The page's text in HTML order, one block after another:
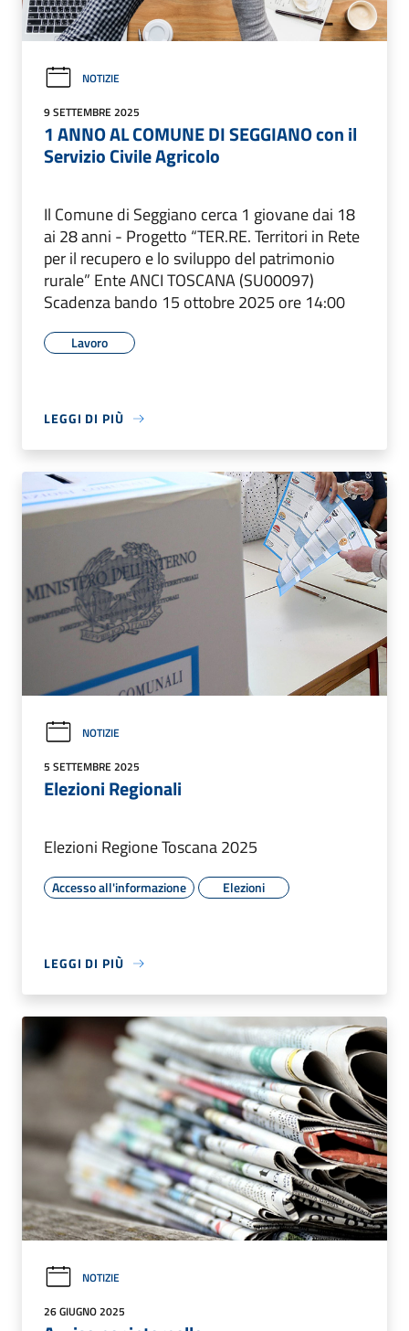
NOTIZIE
9 SETTEMBRE 2025
1 ANNO AL COMUNE DI SEGGIANO con il
Servizio Civile Agricolo
Il Comune di Seggiano cerca 1 giovane dai 18
ai 28 anni - Progetto “TER.RE. Territori in Rete
per il recupero e lo sviluppo del patrimonio
rurale” Ente ANCI TOSCANA (SU00097)
Scadenza bando 15 ottobre 2025 ore 14:00
Lavoro
LEGGI DI PIÙ
NOTIZIE
5 SETTEMBRE 2025
Elezioni Regionali
Elezioni Regione Toscana 2025
Accesso all'informazione Elezioni
LEGGI DI PIÙ
NOTIZIE
26 GIUGNO 2025